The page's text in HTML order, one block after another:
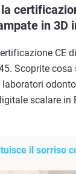
in 3D
CE
Scoprite
laboratori
scalare in
il sorriso